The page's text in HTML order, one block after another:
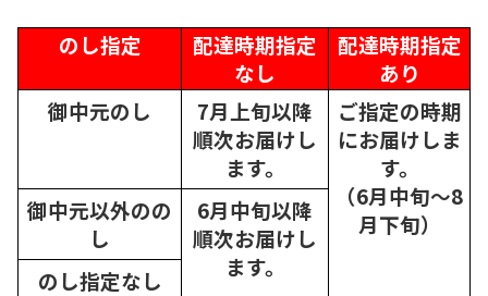
のし指定
配達時期指定
なし
配達時期指定
あり
御中元のし
7月上旬以降
順次お届けし
ます。
ご指定の時期
にお届けしま
す。
（6月中旬～8
月下旬）
御中元以外のの
し
6月中旬以降
順次お届けし
ます。
のし指定なし